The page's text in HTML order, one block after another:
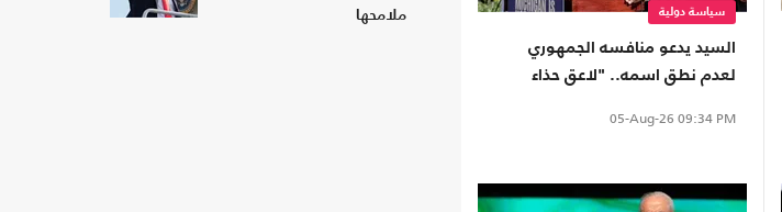
سياسة دولية
السيد يدعو منافسه الجمهوري
لعدم نطق اسمه.. "لاعق حذاء
05-Aug-26 09:34 PM
ملامحها